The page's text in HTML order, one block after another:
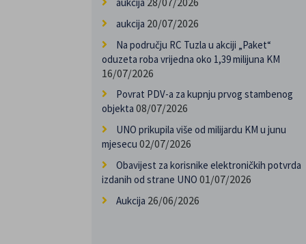
aukcija
aukcija 20/07/2026
Na području RC Tuzla u akciji „Paket“
oduzeta roba vrijedna oko 1,39 milijuna KM
16/07/2026
Povrat PDV-a za kupnju prvog stambenog
objekta 08/07/2026
UNO prikupila više od milijardu KM u junu
mjesecu 02/07/2026
Obavijest za korisnike elektroničkih potvrda
izdanih od strane UNO 01/07/2026
Aukcija 26/06/2026